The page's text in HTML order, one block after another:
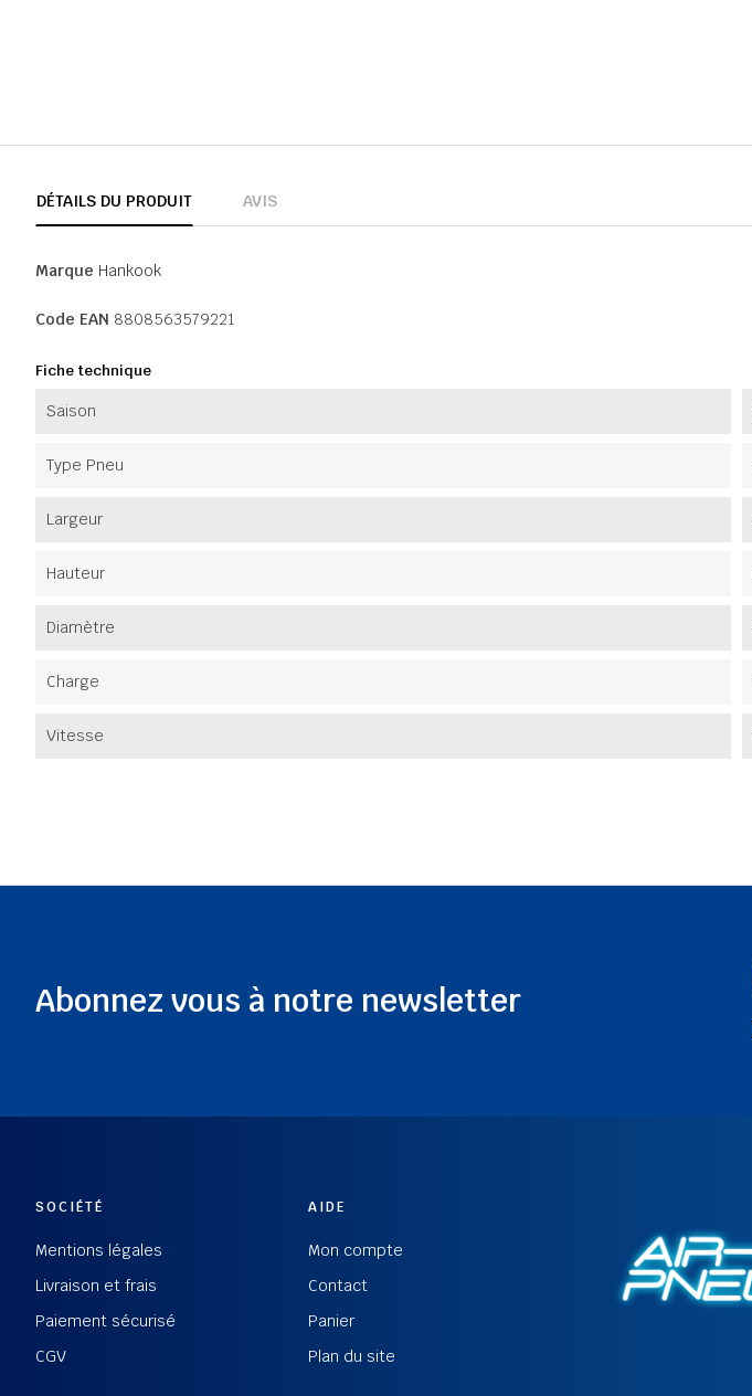
DÉTAILS DU PRODUIT AVIS
Marque Hankook
Code EAN 8808563579221
Fiche technique
Saison
Type Pneu
Largeur
Hauteur
Diamètre
Charge
Vitesse
Abonnez vous à notre newsletter
SOCIÉTÉ
Mentions légales
Livraison et frais
Paiement sécurisé
CGV
AIDE
Mon compte
Contact
Panier
Plan du site